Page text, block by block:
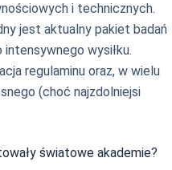
i technicznych.
jest aktualny pakiet badań
wysiłku.
regulaminu oraz, w wielu
(choć najzdolniejsi
światowe akademie?